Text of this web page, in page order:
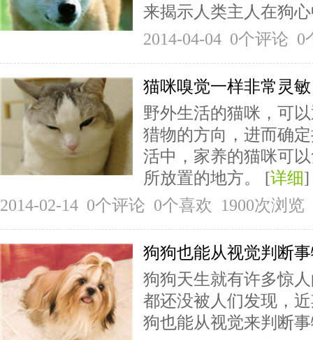
来揭示人类主人在狗
2014-04-04 0个评论 0
猫咪嗅觉一样非常灵敏
野外生活的猫咪，可
猎物的方向，进而确
活中，家养的猫咪可
所放置的地方。 [详细]
2014-02-14 0个评论 0个喜欢 1900次浏览
狗狗也能从视觉判断
狗狗天生就有许多惊
都还没被人们发现，
狗也能从视觉来判断